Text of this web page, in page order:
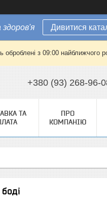
Дивитися
з 09:00 найближчого
+380 (93) 268-96-
ТА
ПРО
КОМПАНІЮ